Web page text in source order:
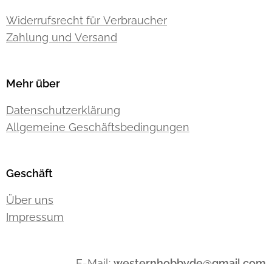
Widerrufsrecht für Verbraucher
Zahlung und Versand
Mehr über
Datenschutzerklärung
Allgemeine Geschäftsbedingungen
Geschäft
Über uns
Impressum